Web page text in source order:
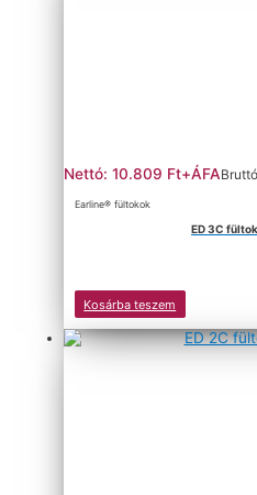
Nettó: 10.809 Ft+ÁFA
Earline® fültokok
ED 3C
Kosárba teszem